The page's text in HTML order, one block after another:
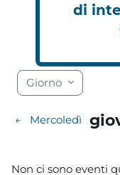
di
Blocchi
Blocchi
Blocchi
Blocchi
Blocchi
Blocchi
Blocchi
Blocchi
Blocchi
Blocchi
Blocchi
Blocchi
Blocchi
Blocchi
Blocchi
Blocchi
Blocchi
Blocchi
Giorno
← Mercoledì
Non ci sono eventi